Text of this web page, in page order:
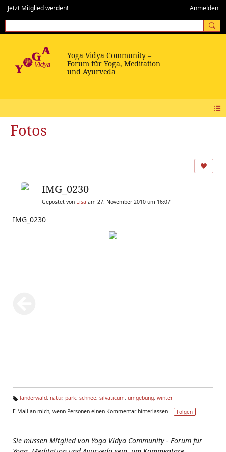
Jetzt Mitglied werden! Anmelden
Fotos
IMG_0230
Gepostet von Lisa am 27. November 2010 um 16:07
IMG_0230
g
länderwald, natur, park, schnee, silvaticum, umgebung, winter
E-Mail an mich, wenn Personen einen Kommentar hinterlassen –
Folgen
Sie müssen Mitglied von Yoga Vidya Community - Forum für